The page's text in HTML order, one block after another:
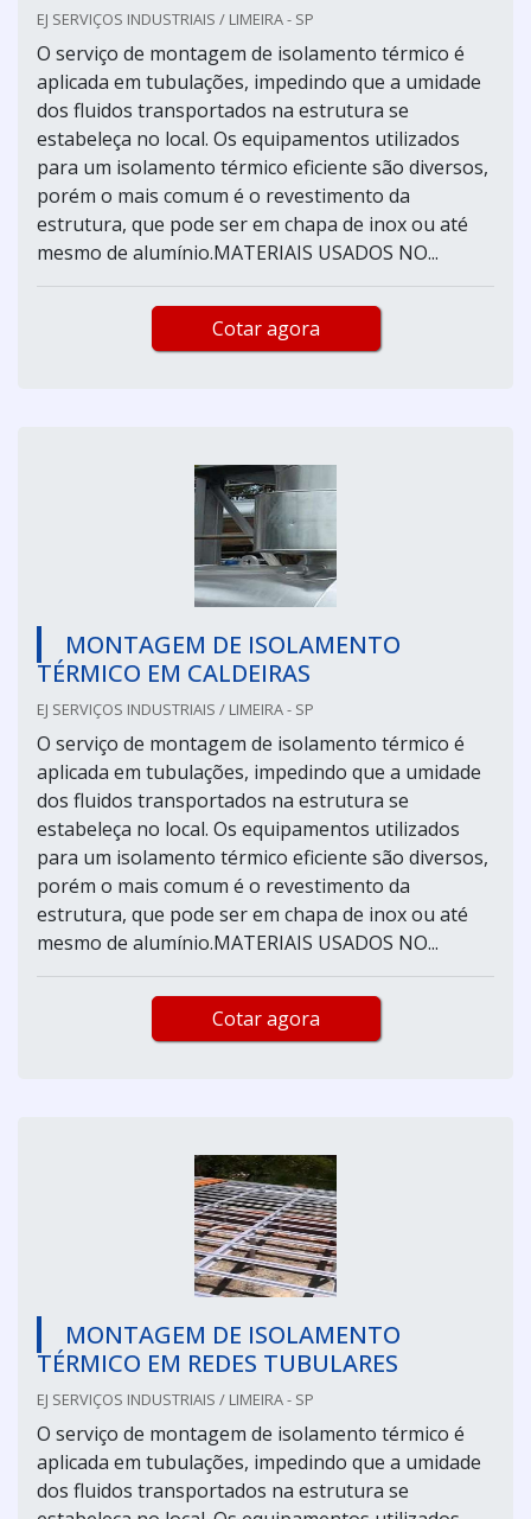
EJ SERVIÇOS INDUSTRIAIS / LIMEIRA - SP
O serviço de montagem de isolamento térmico é
aplicada em tubulações, impedindo que a umidade
dos fluidos transportados na estrutura se
estabeleça no local. Os equipamentos utilizados
para um isolamento térmico eficiente são diversos,
porém o mais comum é o revestimento da
estrutura, que pode ser em chapa de inox ou até
mesmo de alumínio.MATERIAIS USADOS NO...
Cotar agora
MONTAGEM DE ISOLAMENTO
TÉRMICO EM CALDEIRAS
EJ SERVIÇOS INDUSTRIAIS / LIMEIRA - SP
O serviço de montagem de isolamento térmico é
aplicada em tubulações, impedindo que a umidade
dos fluidos transportados na estrutura se
estabeleça no local. Os equipamentos utilizados
para um isolamento térmico eficiente são diversos,
porém o mais comum é o revestimento da
estrutura, que pode ser em chapa de inox ou até
mesmo de alumínio.MATERIAIS USADOS NO...
Cotar agora
MONTAGEM DE ISOLAMENTO
TÉRMICO EM REDES TUBULARES
EJ SERVIÇOS INDUSTRIAIS / LIMEIRA - SP
O serviço de montagem de isolamento térmico é
aplicada em tubulações, impedindo que a umidade
dos fluidos transportados na estrutura se